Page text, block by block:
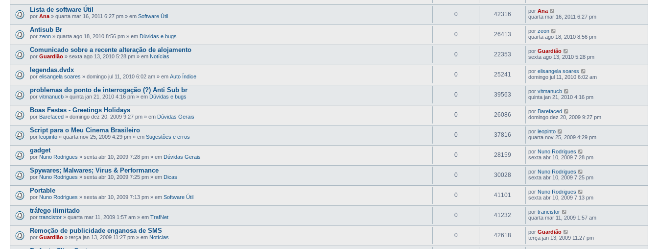
Lista de software Útil
por Ana » quarta mar 16, 2011 6:27 pm » em Software Útil 0 42316 por Ana
quarta mar 16, 2011 6:27 pm
Antisub Br
por zeon » quarta ago 18, 2010 8:56 pm » em Dúvidas e bugs 0 26413 por zeon
quarta ago 18, 2010 8:56 pm
Comunicado sobre a recente alteração de alojamento
por Guardião » sexta ago 13, 2010 5:28 pm » em Notícias 0 22353 por Guardião
sexta ago 13, 2010 5:28 pm
legendas.dvdx
por elisangela soares » domingo jul 11, 2010 6:02 am » em Auto Índice 0 25241 por elisangela soares
domingo jul 11, 2010 6:02 am
problemas do ponto de interrogação (?) Anti Sub br
por vitmanucb » quinta jan 21, 2010 4:16 pm » em Dúvidas e bugs 0 39563 por vitmanucb
quinta jan 21, 2010 4:16 pm
Boas Festas - Greetings Holidays
por Barefaced » domingo dez 20, 2009 9:27 pm » em Dúvidas Gerais 0 26086 por Barefaced
domingo dez 20, 2009 9:27 pm
Script para o Meu Cinema Brasileiro
por leopinto » quarta nov 25, 2009 4:29 pm » em Sugestões e erros 0 37816 por leopinto
quarta nov 25, 2009 4:29 pm
gadget
por Nuno Rodrigues » sexta abr 10, 2009 7:28 pm » em Dúvidas Gerais 0 28159 por Nuno Rodrigues
sexta abr 10, 2009 7:28 pm
Spywares; Malwares; Virus & Performance
por Nuno Rodrigues » sexta abr 10, 2009 7:25 pm » em Dicas 0 30028 por Nuno Rodrigues
sexta abr 10, 2009 7:25 pm
Portable
por Nuno Rodrigues » sexta abr 10, 2009 7:13 pm » em Software Útil 0 41101 por Nuno Rodrigues
sexta abr 10, 2009 7:13 pm
tráfego ilimitado
por trancistor » quarta mar 11, 2009 1:57 am » em TrafNet 0 41232 por trancistor
quarta mar 11, 2009 1:57 am
Remoção de publicidade enganosa de SMS
por Guardião » terça jan 13, 2009 11:27 pm » em Notícias 0 42618 por Guardião
terça jan 13, 2009 11:27 pm